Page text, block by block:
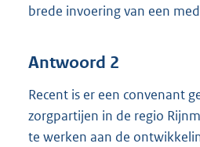
brede invoering van een
Antwoord 2
Recent is er een convenant
zorgpartijen in de regio
te werken aan de